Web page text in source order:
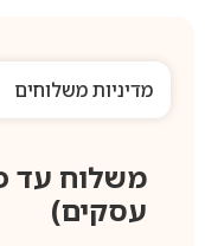
מדיניות משלוחים
עסקים)